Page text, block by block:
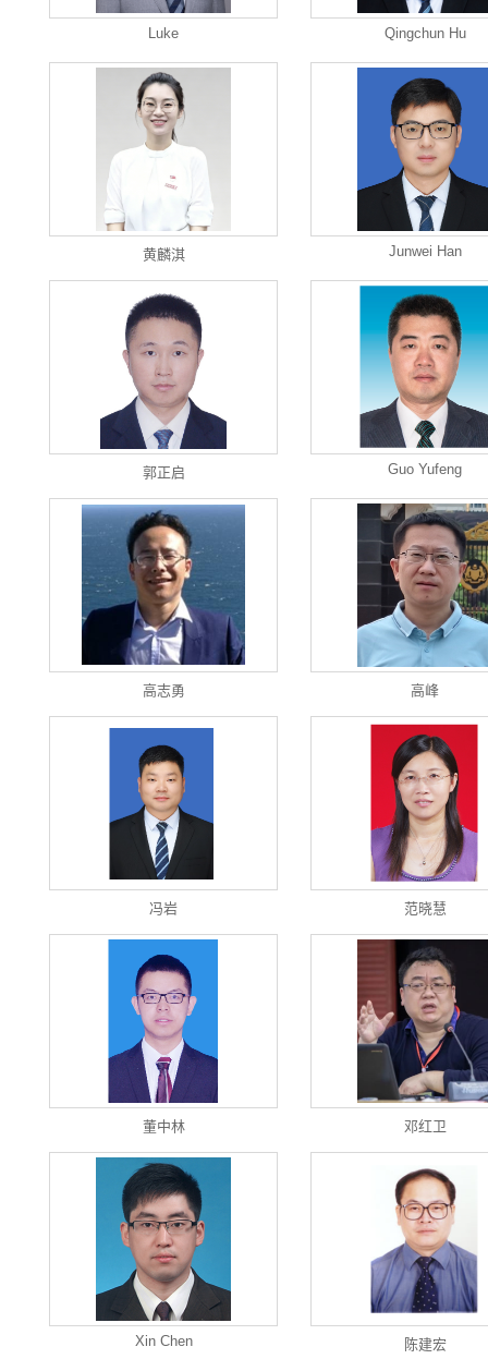
Luke Qingchun Hu
黄麟淇 Junwei Han
郭正启 Guo Yufeng
高志勇 高峰
冯岩 范晓慧
董中林 邓红卫
Xin Chen 陈建宏